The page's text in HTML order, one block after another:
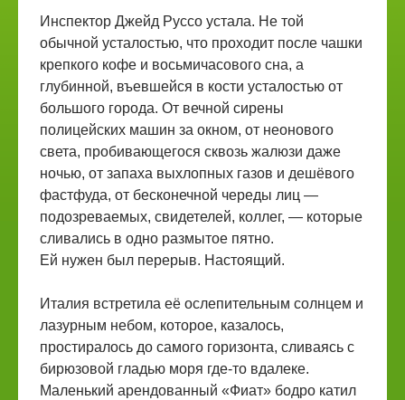
Инспектор Джейд Руссо устала. Не той
обычной усталостью, что проходит после чашки
крепкого кофе и восьмичасового сна, а
глубинной, въевшейся в кости усталостью от
большого города. От вечной сирены
полицейских машин за окном, от неонового
света, пробивающегося сквозь жалюзи даже
ночью, от запаха выхлопных газов и дешёвого
фастфуда, от бесконечной череды лиц —
подозреваемых, свидетелей, коллег, — которые
сливались в одно размытое пятно.
Ей нужен был перерыв. Настоящий.
Италия встретила её ослепительным солнцем и
лазурным небом, которое, казалось,
простиралось до самого горизонта, сливаясь с
бирюзовой гладью моря где-то вдалеке.
Маленький арендованный «Фиат» бодро катил